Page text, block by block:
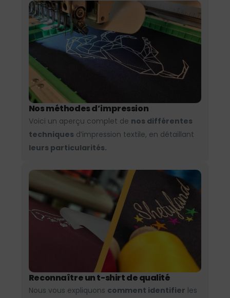
Nos méthodes d’impression
Voici un aperçu complet de nos différentes
techniques d’impression textile, en détaillant
leurs particularités.
Reconnaître un t-shirt de qualité
Nous vous expliquons comment identifier les